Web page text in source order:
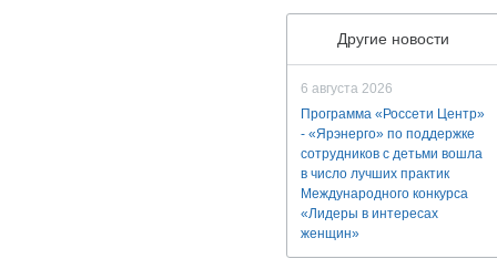
Другие новости
6 августа 2026
Программа «Россети Центр»
- «Ярэнерго» по поддержке
сотрудников с детьми вошла
в число лучших практик
Международного конкурса
«Лидеры в интересах
женщин»